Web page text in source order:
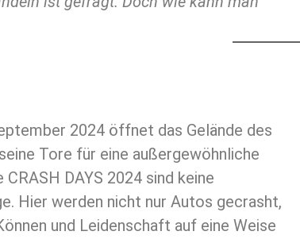
2024 öffnet das Gelände des
Tore für eine außergewöhnliche
DAYS 2024 sind keine
Hier werden nicht nur Autos gecrasht,
und Leidenschaft auf eine Weise